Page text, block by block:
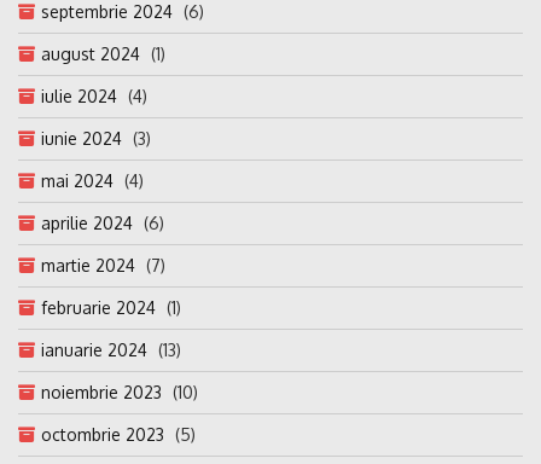
septembrie 2024 (6)
august 2024 (1)
iulie 2024 (4)
iunie 2024 (3)
mai 2024 (4)
aprilie 2024 (6)
martie 2024 (7)
februarie 2024 (1)
ianuarie 2024 (13)
noiembrie 2023 (10)
octombrie 2023 (5)